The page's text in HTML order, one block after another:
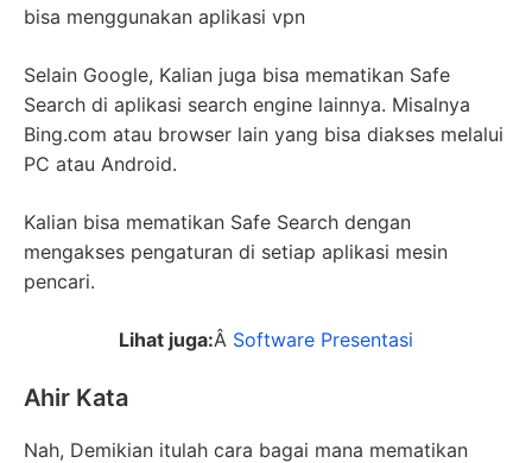
bisa menggunakan aplikasi vpn
Selain Google, Kalian juga bisa mematikan Safe
Search di aplikasi search engine lainnya. Misalnya
Bing.com atau browser lain yang bisa diakses melalui
PC atau Android.
Kalian bisa mematikan Safe Search dengan
mengakses pengaturan di setiap aplikasi mesin
pencari.
Lihat juga:Â Software Presentasi
Ahir Kata
Nah, Demikian itulah cara bagai mana mematikan